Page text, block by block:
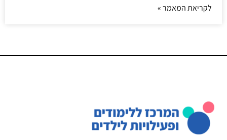
לקריאת המאמר »